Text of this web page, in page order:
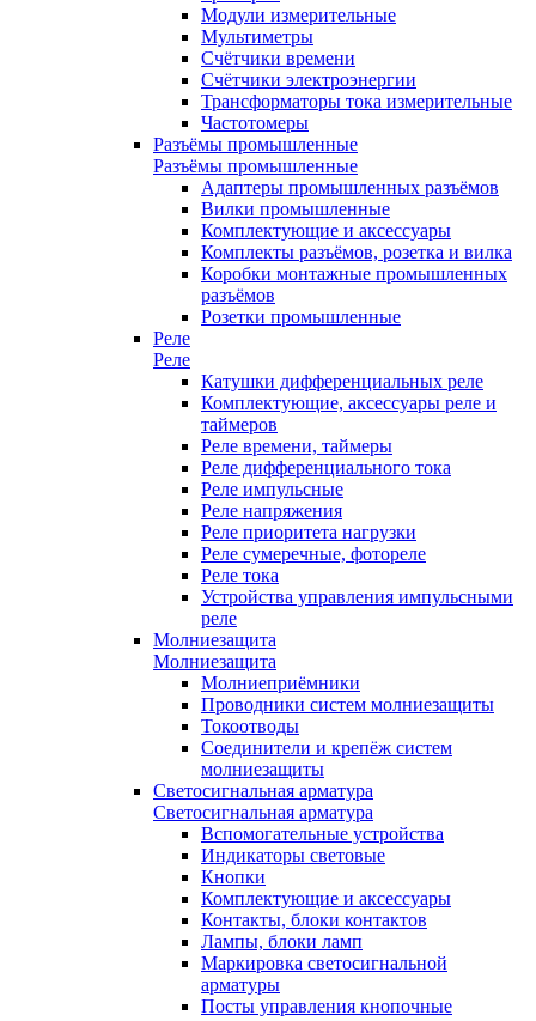
Модули измерительные
Мультиметры
Счётчики времени
Счётчики электроэнергии
Трансформаторы тока измерительные
Частотомеры
Разъёмы промышленные
Разъёмы промышленные
Адаптеры промышленных разъёмов
Вилки промышленные
Комплектующие и аксессуары
Комплекты разъёмов, розетка и вилка
Коробки монтажные промышленных
разъёмов
Розетки промышленные
Реле
Реле
Катушки дифференциальных реле
Комплектующие, аксессуары реле и
таймеров
Реле времени, таймеры
Реле дифференциального тока
Реле импульсные
Реле напряжения
Реле приоритета нагрузки
Реле сумеречные, фотореле
Реле тока
Устройства управления импульсными
реле
Молниезащита
Молниезащита
Молниеприёмники
Проводники систем молниезащиты
Токоотводы
Соединители и крепёж систем
молниезащиты
Светосигнальная арматура
Светосигнальная арматура
Вспомогательные устройства
Индикаторы световые
Кнопки
Комплектующие и аксессуары
Контакты, блоки контактов
Лампы, блоки ламп
Маркировка светосигнальной
арматуры
Посты управления кнопочные